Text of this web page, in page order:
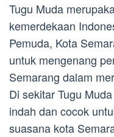
Tugu Muda
kemerdekaan
Pemuda, Kota
untuk mengenang
Semarang dalam
Di sekitar Tugu
indah dan cocok
suasana kota